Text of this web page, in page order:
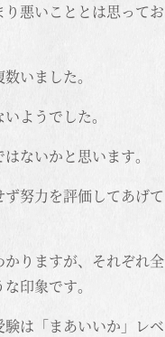
悪いこととは思ってお
いました。
ようでした。
ないかと思います。
努力を評価してあげて
りますが、それぞれ全
印象です。
は「まあいいか」レベ